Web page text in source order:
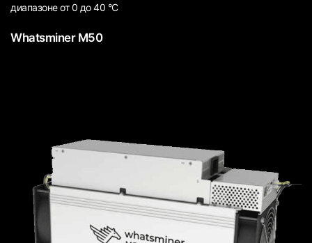
диапазоне от 0 до 40 °C
Whatsminer M50